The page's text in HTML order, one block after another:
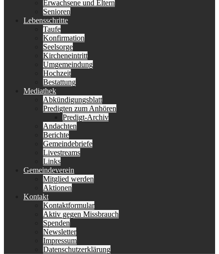
Erwachsene und Eltern
Senioren
Lebensschritte
Taufe
Konfirmation
Seelsorge
Kircheneintritt
Umgemeindung
Hochzeit
Bestattung
Mediathek
Abkündigungsblatt
Predigten zum Anhören
Predigt-Archiv
Andachten
Berichte
Gemeindebriefe
Livestreams
Links
Gemeindeverein
Mitglied werden
Aktionen
Kontakt
Kontaktformular
Aktiv gegen Missbrauch
Spenden
Newsletter
Impressum
Datenschutzerklärung